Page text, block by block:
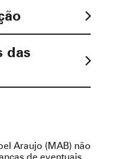
das
Araujo (MAB) não
de eventuais